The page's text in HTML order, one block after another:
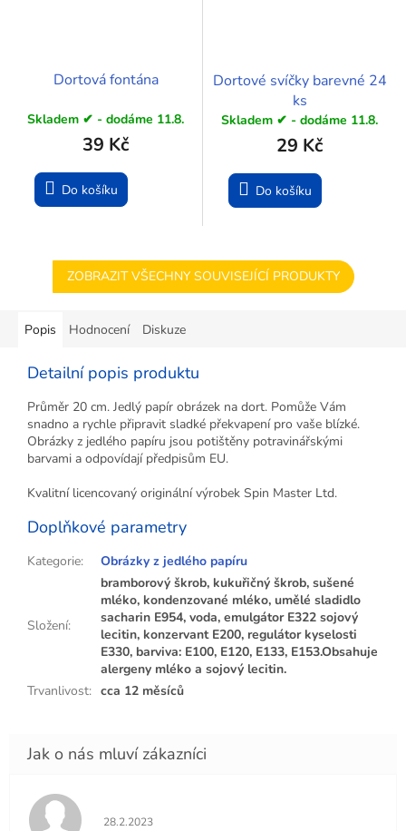
Dortová fontána
Skladem ✔ - dodáme 11.8.
39 Kč
Do košíku
Dortové svíčky barevné 24
ks
Skladem ✔ - dodáme 11.8.
29 Kč
Do košíku
ZOBRAZIT VŠECHNY SOUVISEJÍCÍ PRODUKTY
Popis Hodnocení Diskuze
Detailní popis produktu
Průměr 20 cm. Jedlý papír obrázek na dort. Pomůže Vám
snadno a rychle připravit sladké překvapení pro vaše blízké.
Obrázky z jedlého papíru jsou potištěny potravinářskými
barvami a odpovídají předpisům EU.
Kvalitní licencovaný originální výrobek Spin Master Ltd.
Doplňkové parametry
Kategorie: Obrázky z jedlého papíru
Složení:
bramborový škrob, kukuřičný škrob, sušené
mléko, kondenzované mléko, umělé sladidlo
sacharin E954, voda, emulgátor E322 sojový
lecitin, konzervant E200, regulátor kyselosti
E330, barviva: E100, E120, E133, E153.Obsahuje
alergeny mléko a sojový lecitin.
Trvanlivost: cca 12 měsíců
Hodnocení obchodu je 5 z 5 hvězdiček.
28.2.2023